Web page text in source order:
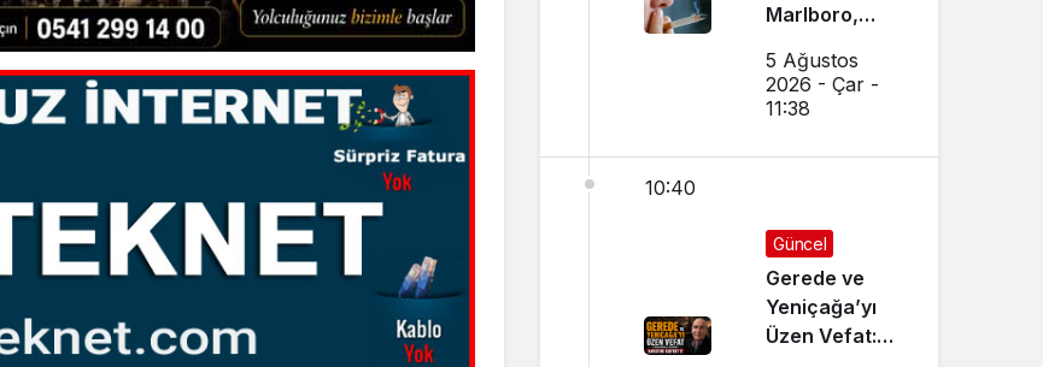
Marlboro,
Winston,
Camel JTI
Zamlandı mı?
Güncel Sigara
Fiyatları
5 Ağustos
2026 - Çar -
11:38
10:40
Güncel
Gerede ve
Yeniçağa’yı
Üzen Vefat: